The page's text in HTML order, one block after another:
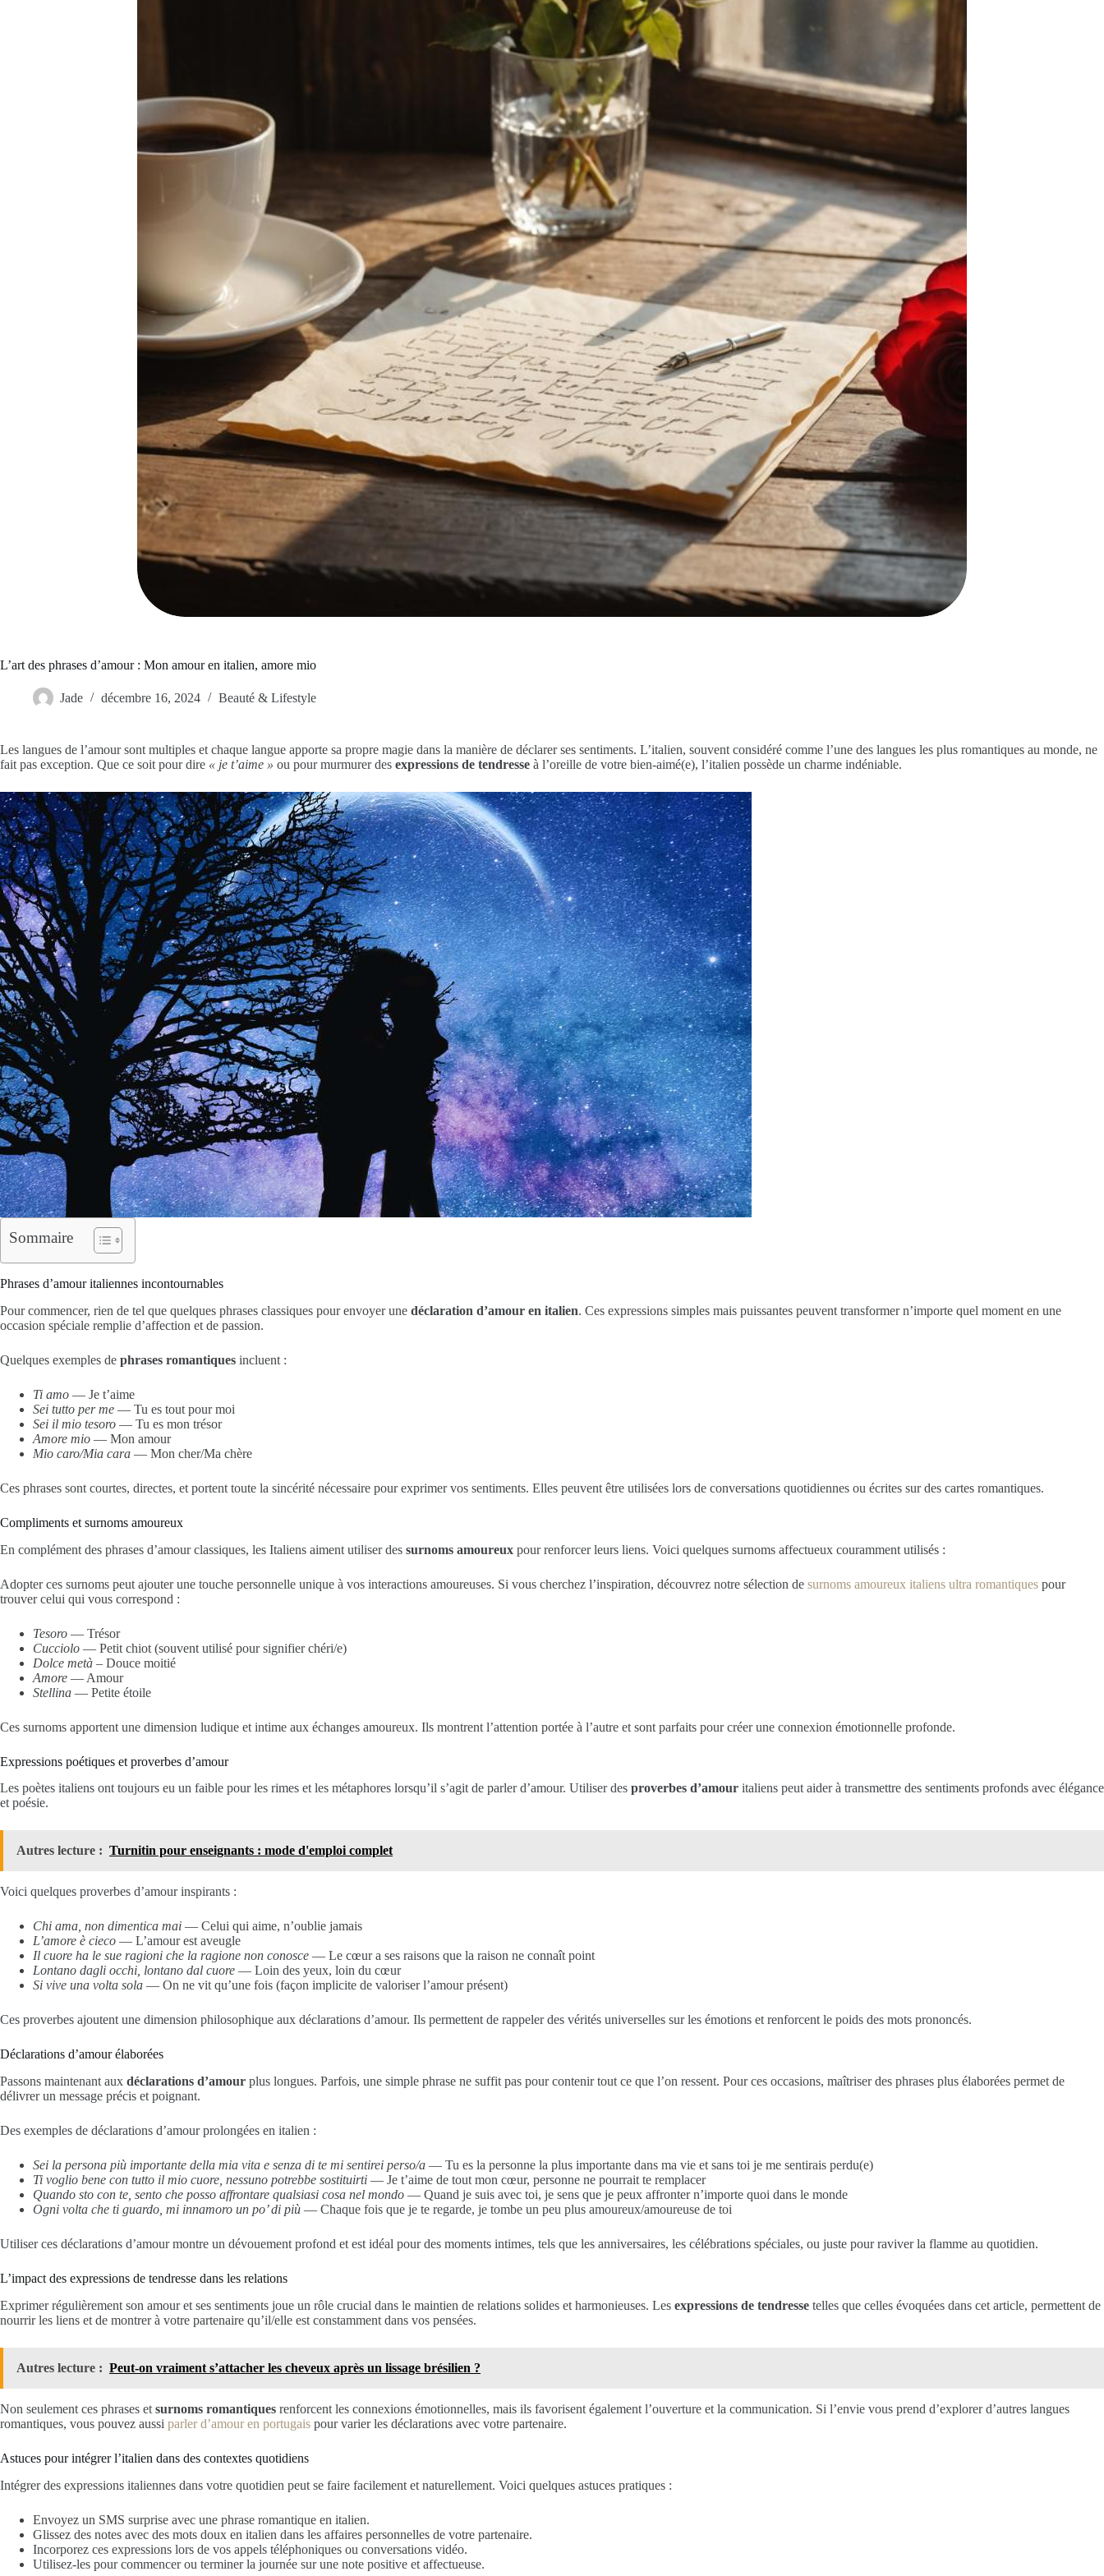
L’art des phrases d’amour : Mon amour en italien, amore mio
Jade décembre 16, 2024 Beauté & Lifestyle
Les langues de l’amour sont multiples et chaque langue apporte sa propre magie dans la manière de déclarer ses sentiments. L’italien, souvent considéré comme l’une des langues les plus romantiques au monde, ne
fait pas exception. Que ce soit pour dire « je t’aime » ou pour murmurer des expressions de tendresse à l’oreille de votre bien-aimé(e), l’italien possède un charme indéniable.
Sommaire
Phrases d’amour italiennes incontournables
Pour commencer, rien de tel que quelques phrases classiques pour envoyer une déclaration d’amour en italien. Ces expressions simples mais puissantes peuvent transformer n’importe quel moment en une
occasion spéciale remplie d’affection et de passion.
Quelques exemples de phrases romantiques incluent :
Ti amo — Je t’aime
Sei tutto per me — Tu es tout pour moi
Sei il mio tesoro — Tu es mon trésor
Amore mio — Mon amour
Mio caro/Mia cara — Mon cher/Ma chère
Ces phrases sont courtes, directes, et portent toute la sincérité nécessaire pour exprimer vos sentiments. Elles peuvent être utilisées lors de conversations quotidiennes ou écrites sur des cartes romantiques.
Compliments et surnoms amoureux
En complément des phrases d’amour classiques, les Italiens aiment utiliser des surnoms amoureux pour renforcer leurs liens. Voici quelques surnoms affectueux couramment utilisés :
Adopter ces surnoms peut ajouter une touche personnelle unique à vos interactions amoureuses. Si vous cherchez l’inspiration, découvrez notre sélection de surnoms amoureux italiens ultra romantiques pour
trouver celui qui vous correspond :
Tesoro — Trésor
Cucciolo — Petit chiot (souvent utilisé pour signifier chéri/e)
Dolce metà – Douce moitié
Amore — Amour
Stellina — Petite étoile
Ces surnoms apportent une dimension ludique et intime aux échanges amoureux. Ils montrent l’attention portée à l’autre et sont parfaits pour créer une connexion émotionnelle profonde.
Expressions poétiques et proverbes d’amour
Les poètes italiens ont toujours eu un faible pour les rimes et les métaphores lorsqu’il s’agit de parler d’amour. Utiliser des proverbes d’amour italiens peut aider à transmettre des sentiments profonds avec élégance
et poésie.
Autres lecture : Turnitin pour enseignants : mode d'emploi complet
Voici quelques proverbes d’amour inspirants :
Chi ama, non dimentica mai — Celui qui aime, n’oublie jamais
L’amore è cieco — L’amour est aveugle
Il cuore ha le sue ragioni che la ragione non conosce — Le cœur a ses raisons que la raison ne connaît point
Lontano dagli occhi, lontano dal cuore — Loin des yeux, loin du cœur
Si vive una volta sola — On ne vit qu’une fois (façon implicite de valoriser l’amour présent)
Ces proverbes ajoutent une dimension philosophique aux déclarations d’amour. Ils permettent de rappeler des vérités universelles sur les émotions et renforcent le poids des mots prononcés.
Déclarations d’amour élaborées
Passons maintenant aux déclarations d’amour plus longues. Parfois, une simple phrase ne suffit pas pour contenir tout ce que l’on ressent. Pour ces occasions, maîtriser des phrases plus élaborées permet de
délivrer un message précis et poignant.
Des exemples de déclarations d’amour prolongées en italien :
Sei la persona più importante della mia vita e senza di te mi sentirei perso/a — Tu es la personne la plus importante dans ma vie et sans toi je me sentirais perdu(e)
Ti voglio bene con tutto il mio cuore, nessuno potrebbe sostituirti — Je t’aime de tout mon cœur, personne ne pourrait te remplacer
Quando sto con te, sento che posso affrontare qualsiasi cosa nel mondo — Quand je suis avec toi, je sens que je peux affronter n’importe quoi dans le monde
Ogni volta che ti guardo, mi innamoro un po’ di più — Chaque fois que je te regarde, je tombe un peu plus amoureux/amoureuse de toi
Utiliser ces déclarations d’amour montre un dévouement profond et est idéal pour des moments intimes, tels que les anniversaires, les célébrations spéciales, ou juste pour raviver la flamme au quotidien.
L’impact des expressions de tendresse dans les relations
Exprimer régulièrement son amour et ses sentiments joue un rôle crucial dans le maintien de relations solides et harmonieuses. Les expressions de tendresse telles que celles évoquées dans cet article, permettent de
nourrir les liens et de montrer à votre partenaire qu’il/elle est constamment dans vos pensées.
Autres lecture : Peut-on vraiment s’attacher les cheveux après un lissage brésilien ?
Non seulement ces phrases et surnoms romantiques renforcent les connexions émotionnelles, mais ils favorisent également l’ouverture et la communication. Si l’envie vous prend d’explorer d’autres langues
romantiques, vous pouvez aussi parler d’amour en portugais pour varier les déclarations avec votre partenaire.
Astuces pour intégrer l’italien dans des contextes quotidiens
Intégrer des expressions italiennes dans votre quotidien peut se faire facilement et naturellement. Voici quelques astuces pratiques :
Envoyez un SMS surprise avec une phrase romantique en italien.
Glissez des notes avec des mots doux en italien dans les affaires personnelles de votre partenaire.
Incorporez ces expressions lors de vos appels téléphoniques ou conversations vidéo.
Utilisez-les pour commencer ou terminer la journée sur une note positive et affectueuse.